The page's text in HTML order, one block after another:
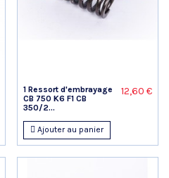
1 Ressort d'embrayage
CB 750 K6 F1 CB
350/2...
12,60 €
Ajouter au panier